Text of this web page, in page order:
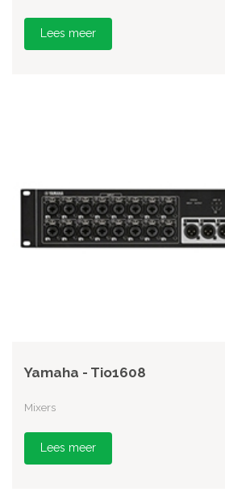
Lees meer
Yamaha - Tio1608
Mixers
Lees meer